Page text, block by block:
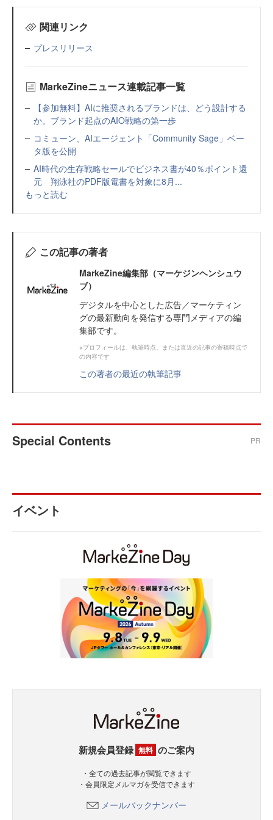
関連リンク
プレスリリース
MarkeZineニュース連載記事一覧
【参加無料】AIに推奨されるブランドは、どう設計する
か。ブランド起点のAIO戦略の第一歩
コミューン、AIエージェント「Community Sage」ベー
タ版を公開
AI時代の生存戦略セールでビジネス書が40％ポイント還
元 翔泳社のPDF版電書を対象に8月...
もっと読む
この記事の著者
MarkeZine編集部（マーケジンヘンシュウ
ブ）
デジタルを中心とした広告／マーケティン
グの最新動向を発信する専門メディアの編
集部です。
※プロフィールは、執筆時点、または直近の記事の寄稿時点で
の内容です
この著者の最近の執筆記事
Special Contents PR
イベント
新規会員登録 無料 のご案内
・全ての過去記事が閲覧できます
・会員限定メルマガを受信できます
メールバックナンバー